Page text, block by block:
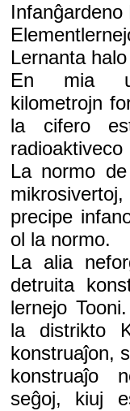
Infanĝardeno
Lernanta
En mia
kilometrojn
la cifero
La normo
precipe
ol la normo.
La alia
detruita
lernejo
la distrikto
konstruaĵon,
konstruaĵo
seĝoj, kiuj